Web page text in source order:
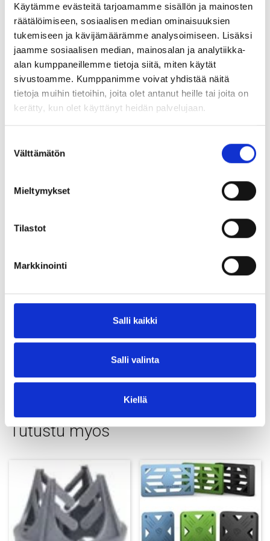
Käytämme evästeitä tarjoamamme sisällön ja mainosten
räätälöimiseen, sosiaalisen median ominaisuuksien
tukemiseen ja kävijämäärämme analysoimiseen. Lisäksi
jaamme sosiaalisen median, mainosalan ja analytiikka-
alan kumppaneillemme tietoja siitä, miten käytät
sivustoamme. Kumppanimme voivat yhdistää näitä
tietoja muihin tietoihin, joita olet antanut heille tai joita on
kerätty, kun olet käyttänyt heidän palvelujaan.
valinta
Välttämätön
Mieltymykset
Tilastot
Markkinointi
Salli kaikki
Salli valinta
Kiellä
pitoa
Tekniset vaihtoehdot
Ansaiden geometria, materiaalit ja mahdolliset pintakäsittelyt
räätälöidään projektin vaatimuksiin. Toimitamme ansaat joko
vakiomuotoisina ratkaisuina tai täysin piirustuksen mukaan.
Saat tarvittaessa myös yhteensopivat etäisyystuet ja
toimivan kokonaisuuden.
Yhteensopivuus:
Laadunhallinta:
valmistus tehdään yhdenmukaisesti ja
Nopea tarjous ja tuki
erikoismittaan? Lähetä meille suunnitelmat tai mitoitus, niin
toimitamme ratkaisun, joka istuu suoraan työmaasi aikatauluun.
Pretecin
Tutustu myös